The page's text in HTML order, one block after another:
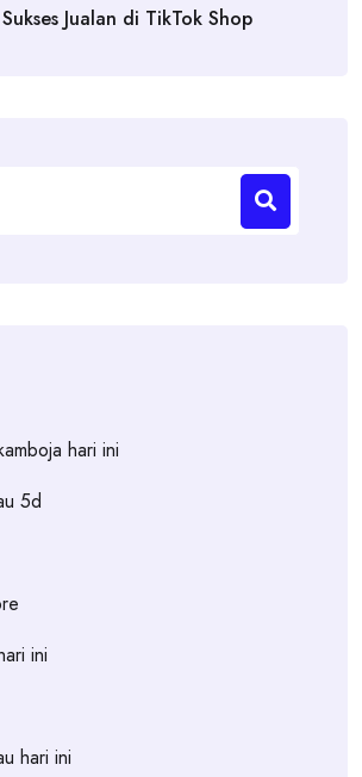
Jualan di TikTok Shop
hari ini
5d
ini
hari ini